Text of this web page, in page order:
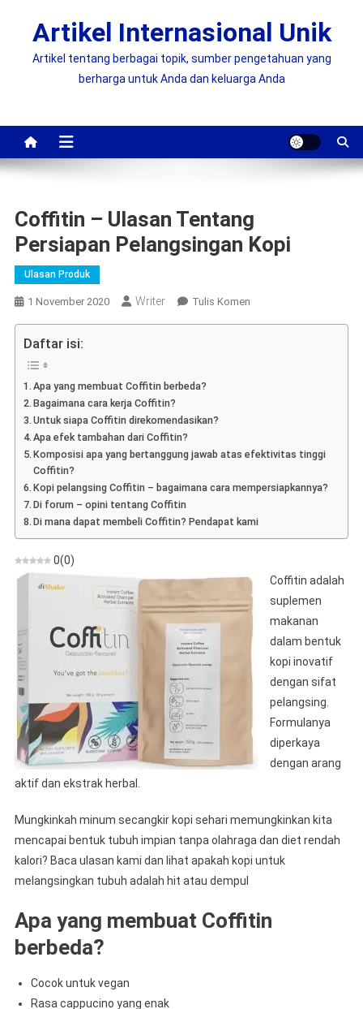
Artikel Internasional Unik
Artikel tentang berbagai topik, sumber pengetahuan yang
berharga untuk Anda dan keluarga Anda
Coffitin – Ulasan Tentang
Persiapan Pelangsingan Kopi
Ulasan Produk
1 November 2020 Writer Tulis KomenOn
Daftar isi:
Apa yang membuat Coffitin berbeda?
Bagaimana cara kerja Coffitin?
Untuk siapa Coffitin direkomendasikan?
Apa efek tambahan dari Coffitin?
Komposisi apa yang bertanggung jawab atas efektivitas tinggi
Coffitin?
Kopi pelangsing Coffitin – bagaimana cara mempersiapkannya?
Di forum – opini tentang Coffitin
Di mana dapat membeli Coffitin? Pendapat kami
0(0)
Coffitin adalah
suplemen
makanan
dalam bentuk
kopi inovatif
dengan sifat
pelangsing.
Formulanya
diperkaya
dengan arang
aktif dan ekstrak herbal.
Mungkinkah minum secangkir kopi sehari memungkinkan kita
mencapai bentuk tubuh impian tanpa olahraga dan diet rendah
kalori? Baca ulasan kami dan lihat apakah kopi untuk
melangsingkan tubuh adalah hit atau dempul
Apa yang membuat Coffitin
berbeda?
Cocok untuk vegan
Rasa cappucino yang enak